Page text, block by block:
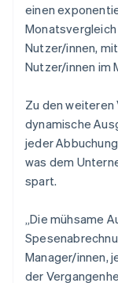
einen
Nutzer/innen,
Nutzer/innen im
Zu den weiteren
dynamische
jeder
was dem
spart.
„Die mühsame
Manager/innen,
der